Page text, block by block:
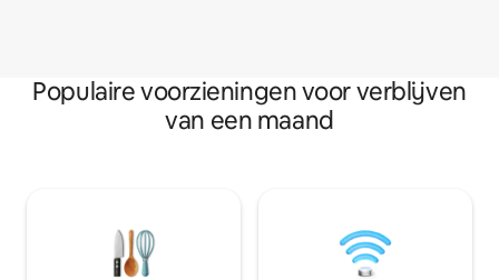
Populaire voorzieningen voor verblijven
van een maand